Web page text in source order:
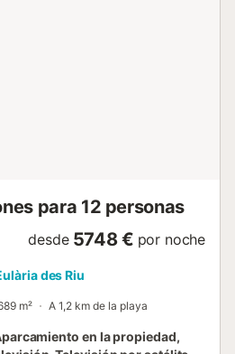
para 12 personas
desde 5748 € por noche
des Riu
m² A 1,2 km de la playa
en la propiedad,